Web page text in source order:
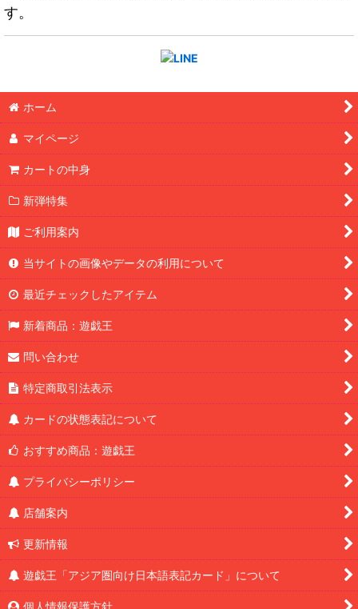
す。
ホーム
マイページ
カートの中身
新弾特集
ご利用案内
当サイトの画像やデータの利用について
最近チェックしたアイテム
新着商品：遊戯王
問い合わせ
特定商取引法表示
カードの状態表記について
おすすめ商品：遊戯王
プライバシーポリシー
店舗案内
更新情報
遊戯王「アジア圏向け日本語表記カード」について
個人情報保護方針